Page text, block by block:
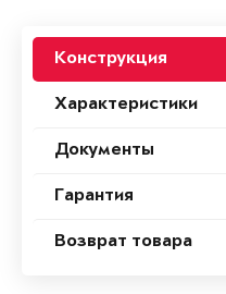
Конструкция
Характеристики
Документы
Гарантия
Возврат товара